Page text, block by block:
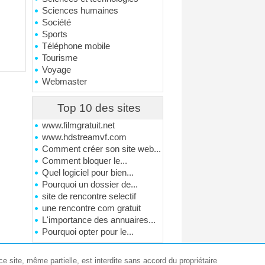
Sciences humaines
Société
Sports
Téléphone mobile
Tourisme
Voyage
Webmaster
Top 10 des sites
www.filmgratuit.net
www.hdstreamvf.com
Comment créer son site web...
Comment bloquer le...
Quel logiciel pour bien...
Pourquoi un dossier de...
site de rencontre selectif
une rencontre com gratuit
L'importance des annuaires...
Pourquoi opter pour le...
site, même partielle, est interdite sans accord du propriétaire